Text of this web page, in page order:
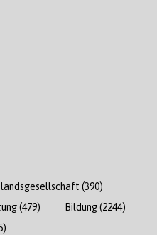
(390)
(479) Bildung(2244)